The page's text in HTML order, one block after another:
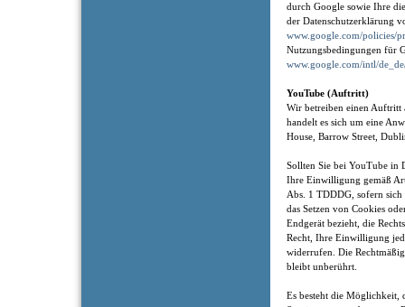
durch Google sowie Ihre
der Datenschutzerklärung
www.google.com/policies/
Nutzungsbedingungen für
www.google.com/intl/
YouTube (Auftritt)
Wir betreiben einen
handelt es sich um eine
House, Barrow Street,
Sollten Sie bei YouTube in
Ihre Einwilligung gemäß
Abs. 1 TDDDG, sofern
das Setzen von Cookies
Endgerät bezieht, die
Recht, Ihre Einwilligung
widerrufen. Die
bleibt unberührt.
Es besteht die Möglichkeit,